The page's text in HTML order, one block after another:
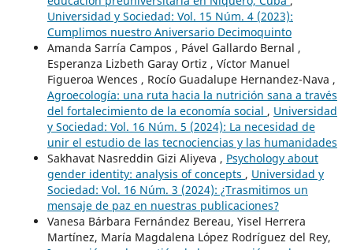
Universidad y Sociedad: Vol. 15 Núm. 4 (2023):
Cumplimos nuestro Aniversario Decimoquinto
Amanda Sarría Campos , Pável Gallardo Bernal ,
Esperanza Lizbeth Garay Ortiz , Víctor Manuel
Figueroa Wences , Rocío Guadalupe Hernandez-Nava ,
Agroecología: una ruta hacia la nutrición sana a través
del fortalecimiento de la economía social , Universidad
y Sociedad: Vol. 16 Núm. 5 (2024): La necesidad de
unir el estudio de las tecnociencias y las humanidades
Sakhavat Nasreddin Gizi Aliyeva , Psychology about
gender identity: analysis of concepts , Universidad y
Sociedad: Vol. 16 Núm. 3 (2024): ¿Trasmitimos un
mensaje de paz en nuestras publicaciones?
Vanesa Bárbara Fernández Bereau, Yisel Herrera
Martínez, María Magdalena López Rodríguez del Rey,